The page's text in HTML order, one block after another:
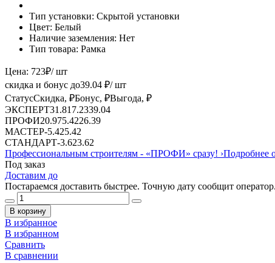
Тип установки: Скрытой установки
Цвет: Белый
Наличие заземления: Нет
Тип товара: Рамка
Цена: 723₽/ шт
скидка и бонус до39.04 ₽/ шт
СтатусСкидка, ₽Бонус, ₽Выгода, ₽
ЭКСПЕРТ31.81 7.2339.04
ПРОФИ20.975.4226.39
МАСТЕР-5.425.42
СТАНДАРТ-3.623.62
Профессиональным строителям - «ПРОФИ» сразу! ›Подробнее
Под заказ
Доставим до
Постараемся доставить быстрее. Точную дату сообщит оператор.
В корзину
В избранное
В избранном
Сравнить
В сравнении